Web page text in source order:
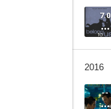
7.0
2016
--